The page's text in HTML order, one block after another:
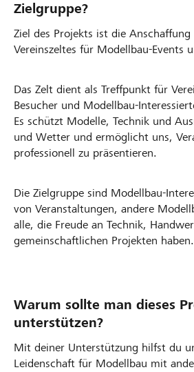
Zielgruppe?
Ziel des Projekts ist die Anschaffung
Vereinszeltes für Modellbau-Events
Das Zelt dient als Treffpunkt für
Besucher und Modellbau-
Es schützt Modelle, Technik und
und Wetter und ermöglicht uns,
professionell zu präsentieren.
Die Zielgruppe sind Modellbau-
von Veranstaltungen, andere
alle, die Freude an Technik,
gemeinschaftlichen Projekten haben.
Warum sollte man dieses
unterstützen?
Mit deiner Unterstützung hilfst du
Leidenschaft für Modellbau mit